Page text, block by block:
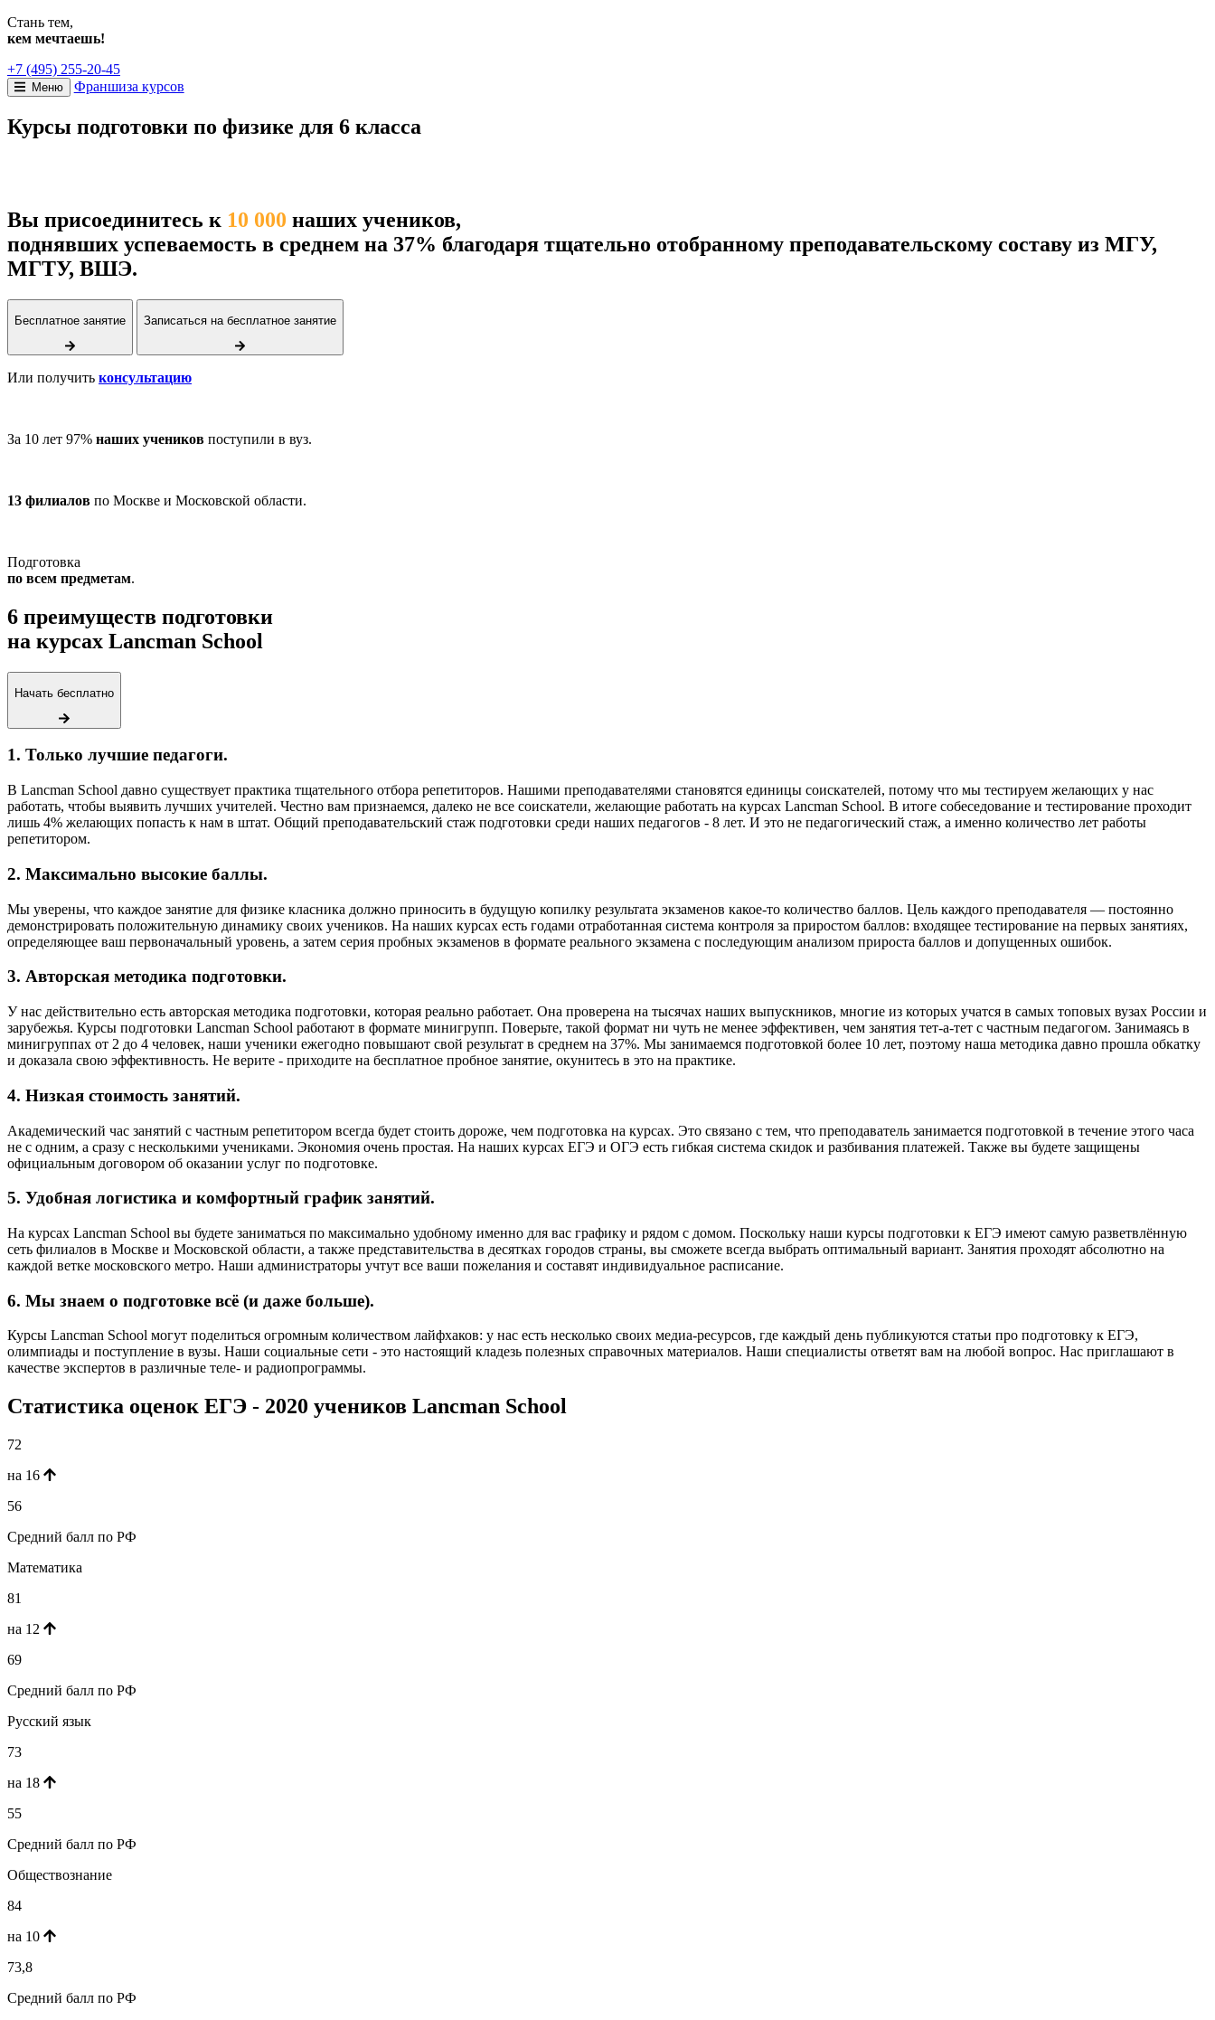
Стань тем,
кем мечтаешь!
+7 (495) 255-20-45
Меню Франшиза курсов
Курсы подготовки по физике для 6 класса
Вы присоединитесь к 10 000 наших учеников,
поднявших успеваемость в среднем на 37% благодаря тщательно отобранному преподавательскому составу из МГУ,
МГТУ, ВШЭ.
Бесплатное занятие Записаться на бесплатное занятие
Или получить консультацию
За 10 лет 97% наших учеников поступили в вуз.
13 филиалов по Москве и Московской области.
Подготовка
по всем предметам.
6 преимуществ подготовки
на курсах Lancman School
Начать бесплатно
1. Только лучшие педагоги.
В Lancman School давно существует практика тщательного отбора репетиторов. Нашими преподавателями становятся единицы соискателей, потому что мы тестируем желающих у нас
работать, чтобы выявить лучших учителей. Честно вам признаемся, далеко не все соискатели, желающие работать на курсах Lancman School. В итоге собеседование и тестирование проходит
лишь 4% желающих попасть к нам в штат. Общий преподавательский стаж подготовки среди наших педагогов - 8 лет. И это не педагогический стаж, а именно количество лет работы
репетитором.
2. Максимально высокие баллы.
Мы уверены, что каждое занятие для физике класника должно приносить в будущую копилку результата экзаменов какое-то количество баллов. Цель каждого преподавателя — постоянно
демонстрировать положительную динамику своих учеников. На наших курсах есть годами отработанная система контроля за приростом баллов: входящее тестирование на первых занятиях,
определяющее ваш первоначальный уровень, а затем серия пробных экзаменов в формате реального экзамена с последующим анализом прироста баллов и допущенных ошибок.
3. Авторская методика подготовки.
У нас действительно есть авторская методика подготовки, которая реально работает. Она проверена на тысячах наших выпускников, многие из которых учатся в самых топовых вузах России и
зарубежья. Курсы подготовки Lancman School работают в формате минигрупп. Поверьте, такой формат ни чуть не менее эффективен, чем занятия тет-а-тет с частным педагогом. Занимаясь в
минигруппах от 2 до 4 человек, наши ученики ежегодно повышают свой результат в среднем на 37%. Мы занимаемся подготовкой более 10 лет, поэтому наша методика давно прошла обкатку
и доказала свою эффективность. Не верите - приходите на бесплатное пробное занятие, окунитесь в это на практике.
4. Низкая стоимость занятий.
Академический час занятий с частным репетитором всегда будет стоить дороже, чем подготовка на курсах. Это связано с тем, что преподаватель занимается подготовкой в течение этого часа
не с одним, а сразу с несколькими учениками. Экономия очень простая. На наших курсах ЕГЭ и ОГЭ есть гибкая система скидок и разбивания платежей. Также вы будете защищены
официальным договором об оказании услуг по подготовке.
5. Удобная логистика и комфортный график занятий.
На курсах Lancman School вы будете заниматься по максимально удобному именно для вас графику и рядом с домом. Поскольку наши курсы подготовки к ЕГЭ имеют самую разветвлённую
сеть филиалов в Москве и Московской области, а также представительства в десятках городов страны, вы сможете всегда выбрать оптимальный вариант. Занятия проходят абсолютно на
каждой ветке московского метро. Наши администраторы учтут все ваши пожелания и составят индивидуальное расписание.
6. Мы знаем о подготовке всё (и даже больше).
Курсы Lancman School могут поделиться огромным количеством лайфхаков: у нас есть несколько своих медиа-ресурсов, где каждый день публикуются статьи про подготовку к ЕГЭ,
олимпиады и поступление в вузы. Наши социальные сети - это настоящий кладезь полезных справочных материалов. Наши специалисты ответят вам на любой вопрос. Нас приглашают в
качестве экспертов в различные теле- и радиопрограммы.
Статистика оценок ЕГЭ - 2020 учеников Lancman School
72
на 16
56
Средний балл по РФ
Математика
81
на 12
69
Средний балл по РФ
Русский язык
73
на 18
55
Средний балл по РФ
Обществознание
84
на 10
73,8
Средний балл по РФ